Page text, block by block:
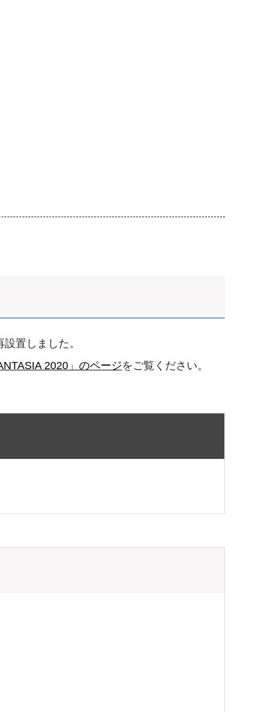
置しました。
2020」のページをご覧ください。